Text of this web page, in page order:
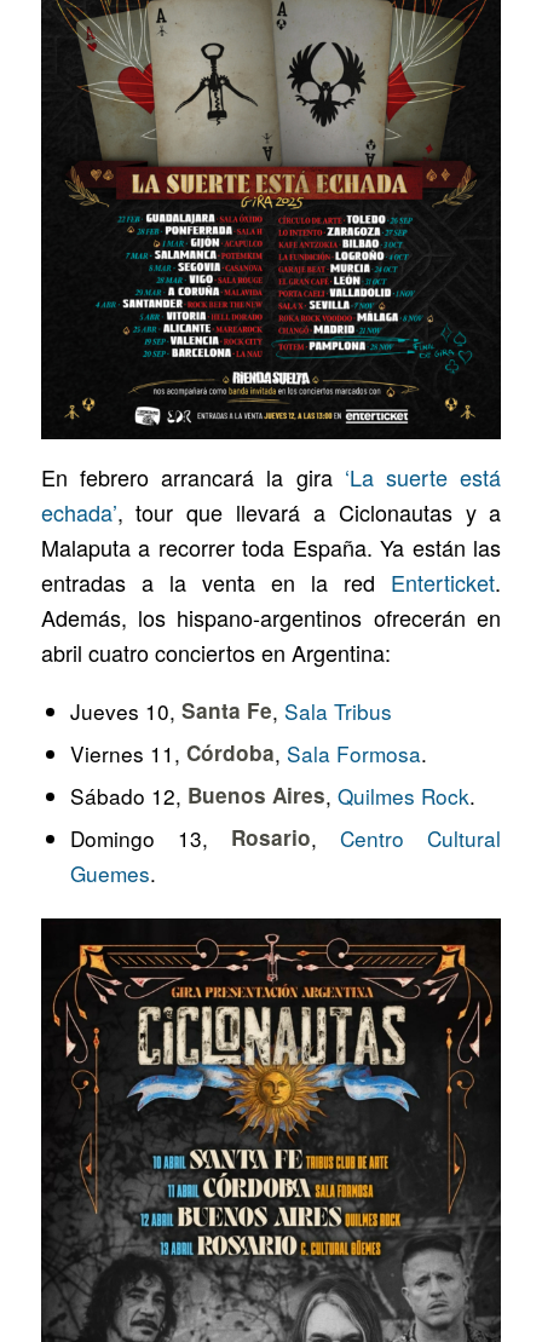
En febrero arrancará la gira ‘La suerte está
echada’, tour que llevará a Ciclonautas y a
Malaputa a recorrer toda España. Ya están las
entradas a la venta en la red Enterticket.
Además, los hispano-argentinos ofrecerán en
abril cuatro conciertos en Argentina:
Jueves 10, Santa Fe, Sala Tribus
Viernes 11, Córdoba, Sala Formosa.
Sábado 12, Buenos Aires, Quilmes Rock.
Domingo 13, Rosario,Centro Cultural
Guemes.